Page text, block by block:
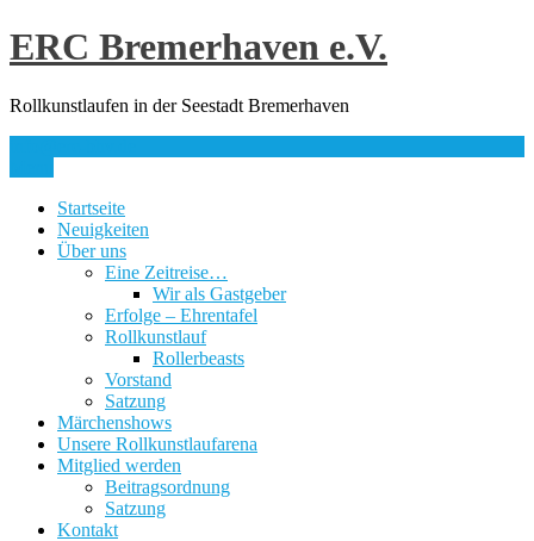
Skip
to
ERC Bremerhaven e.V.
Rollkunstlaufen in der Seestadt Bremerhaven
Startseite
Neuigkeiten
Über uns
Eine Zeitreise…
Wir als Gastgeber
Erfolge – Ehrentafel
Rollkunstlauf
Rollerbeasts
Vorstand
Satzung
Märchenshows
Unsere Rollkunstlaufarena
Mitglied werden
Beitragsordnung
Satzung
Kontakt